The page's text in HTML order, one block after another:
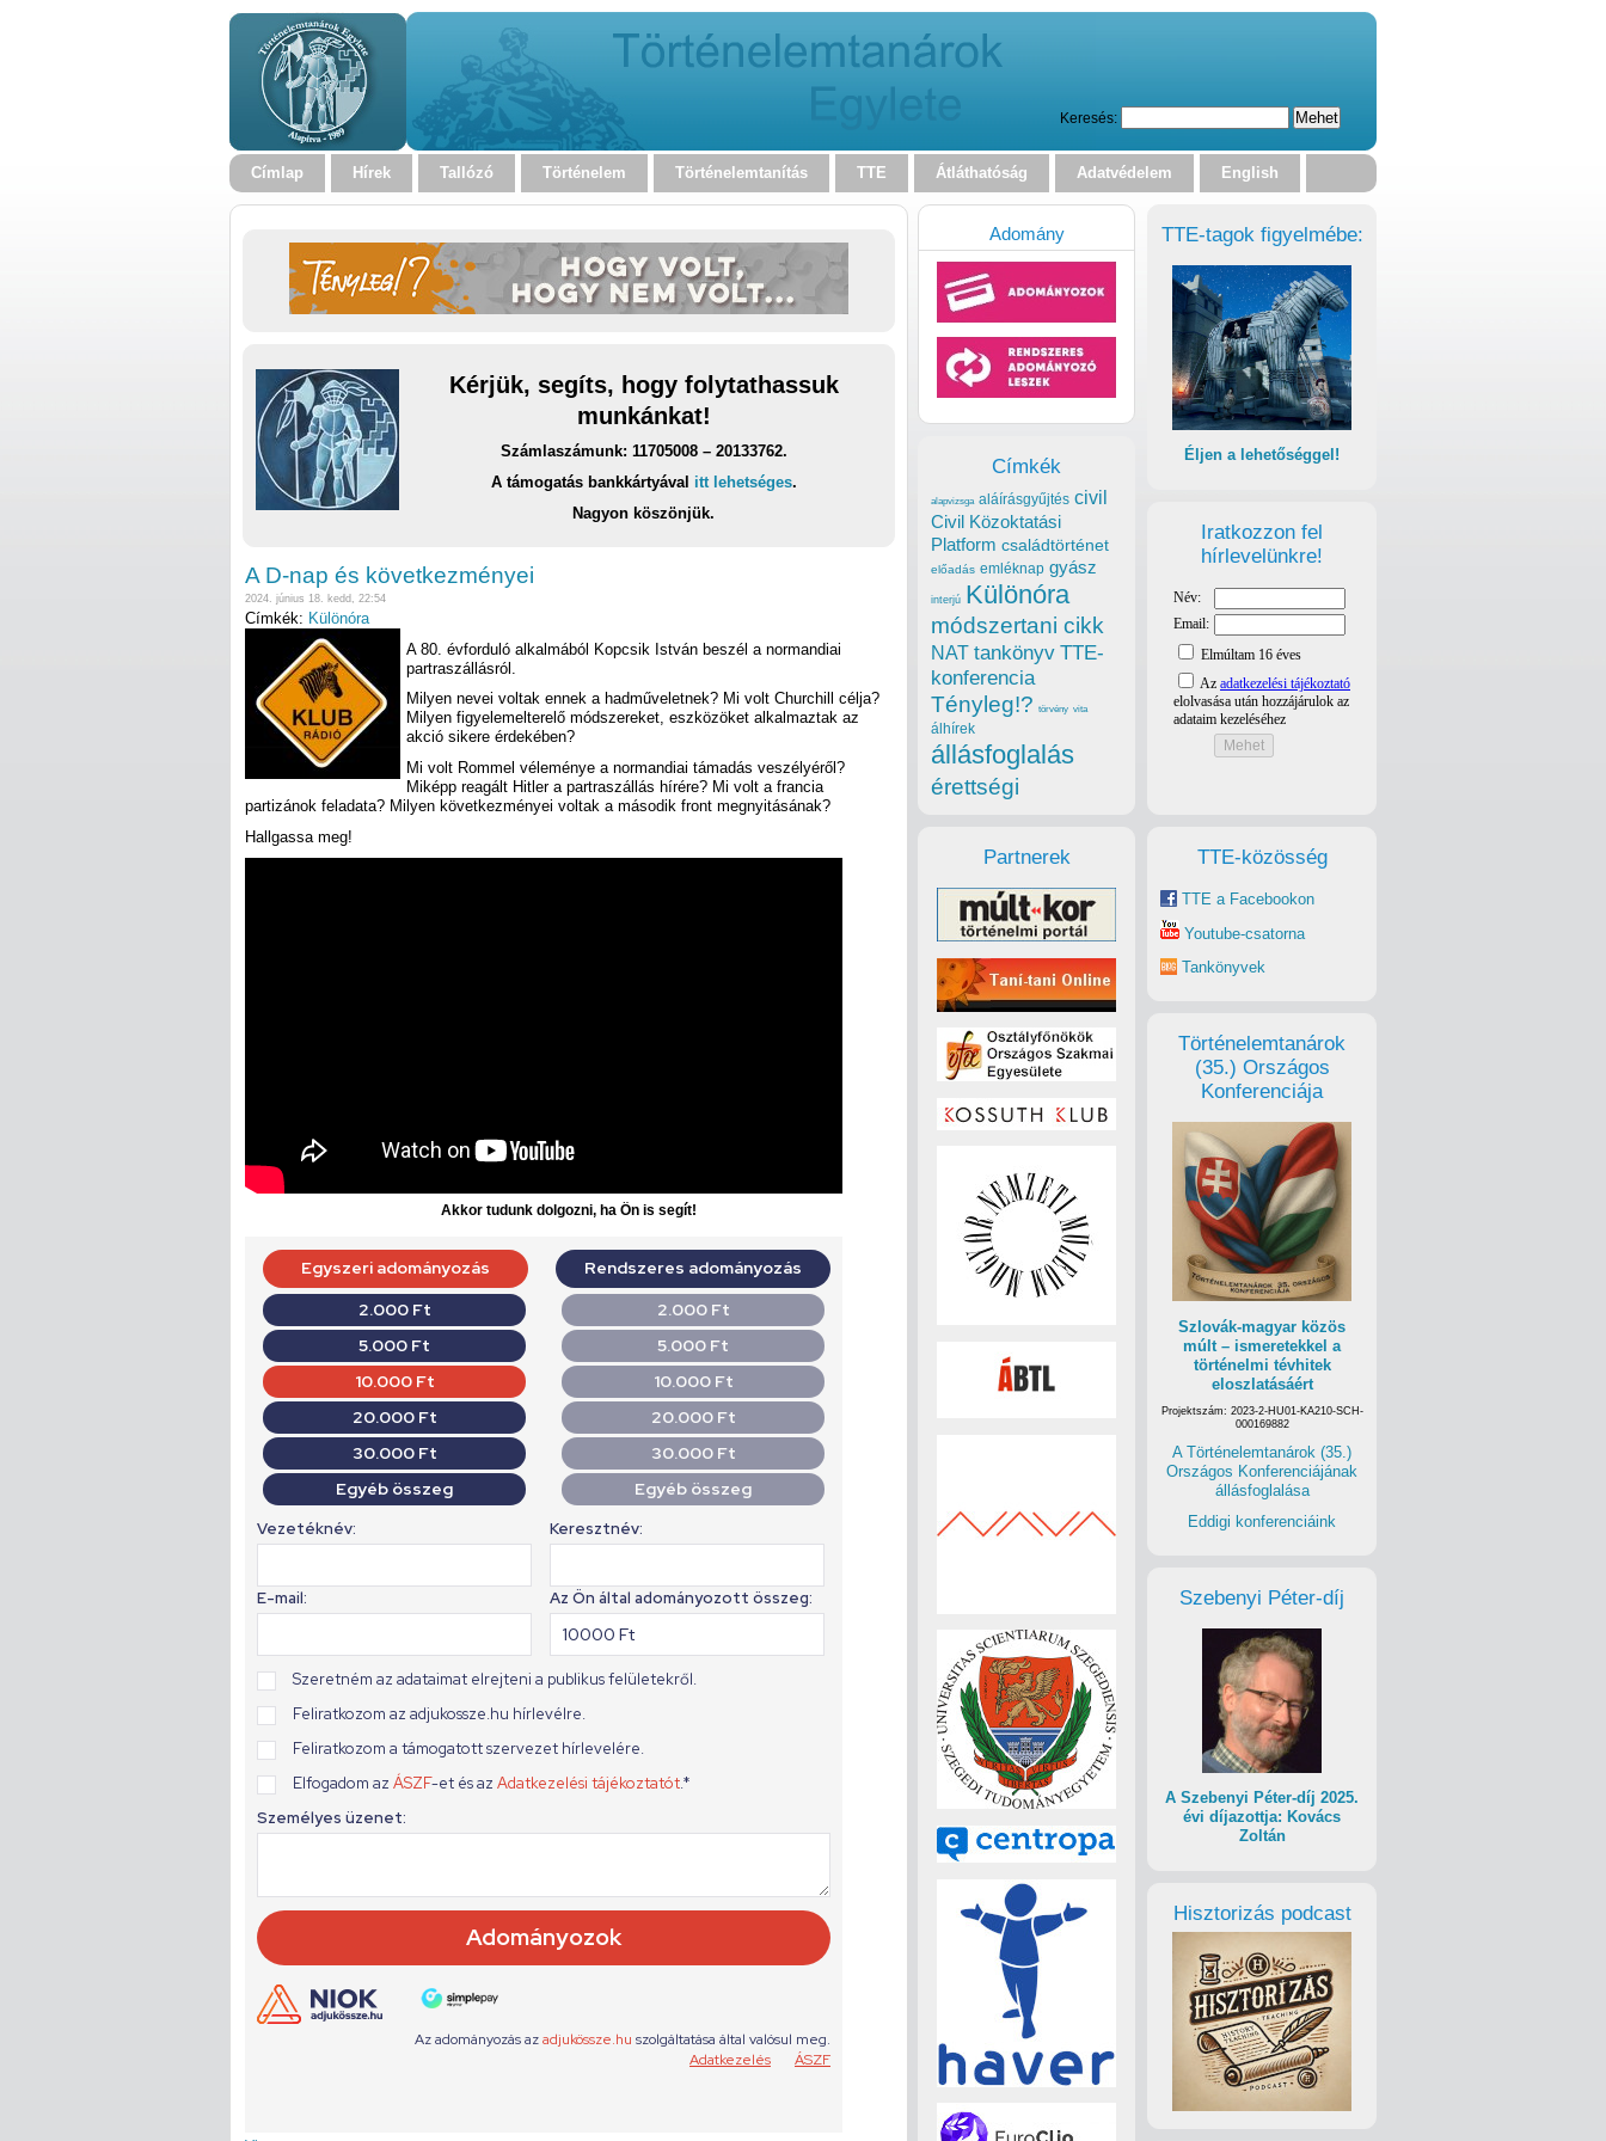
Keresés:
Címlap Hírek Tallózó Történelem Történelemtanítás TTE Átláthatóság Adatvédelem English
Kérjük, segíts, hogy folytathassuk
munkánkat!
Számlaszámunk: 11705008 – 20133762.
A támogatás bankkártyával itt lehetséges.
Nagyon köszönjük.
A D-nap és következményei
2024. június 18. kedd, 22:54
Címkék: Különóra
A 80. évforduló alkalmából Kopcsik István beszél a normandiai
partraszállásról.
Milyen nevei voltak ennek a hadműveletnek? Mi volt Churchill célja?
Milyen figyelemelterelő módszereket, eszközöket alkalmaztak az
akció sikere érdekében?
Mi volt Rommel véleménye a normandiai támadás veszélyéről?
Miképp reagált Hitler a partraszállás hírére? Mi volt a francia
partizánok feladata? Milyen következményei voltak a második front megnyitásának?
Hallgassa meg!
Akkor tudunk dolgozni, ha Ön is segít!
TTE-tagok figyelmébe:
Éljen a lehetőséggel!
Iratkozzon fel
hírlevelünkre!
TTE-közösség
TTE a Facebookon
Youtube-csatorna
Tankönyvek
Történelemtanárok
(35.) Országos
Konferenciája
Szlovák-magyar közös
múlt – ismeretekkel a
történelmi tévhitek
eloszlatásáért
Projektszám: 2023-2-HU01-KA210-SCH-
000169882
A Történelemtanárok (35.)
Országos Konferenciájának
állásfoglalása
Eddigi konferenciáink
Szebenyi Péter-díj
A Szebenyi Péter-díj 2025.
évi díjazottja: Kovács
Zoltán
Hisztorizás podcast
Adomány
Címkék
alapvizsga aláírásgyűjtés civil
Civil Közoktatási
Platform családtörténet
előadás emléknap gyász
interjú Különóra
módszertani cikk
NAT tankönyv TTE-
konferencia
Tényleg!? törvény vita
álhírek
állásfoglalás
érettségi
Partnerek